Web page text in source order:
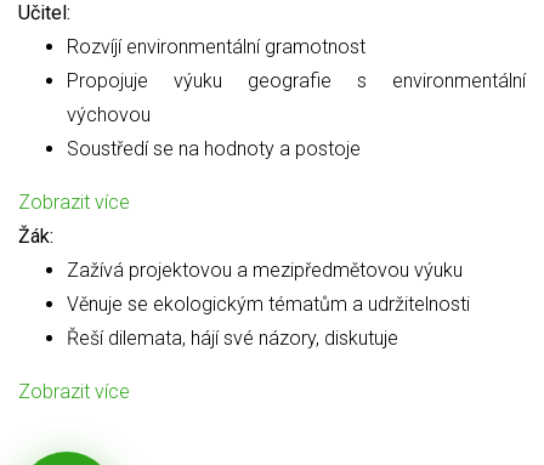
Učitel:
Rozvíjí environmentální gramotnost
Propojuje výuku geografie s environmentální
výchovou
Soustředí se na hodnoty a postoje
Zobrazit více
Žák:
Zažívá projektovou a mezipředmětovou výuku
Věnuje se ekologickým tématům a udržitelnosti
Řeší dilemata, hájí své názory, diskutuje
Zobrazit více